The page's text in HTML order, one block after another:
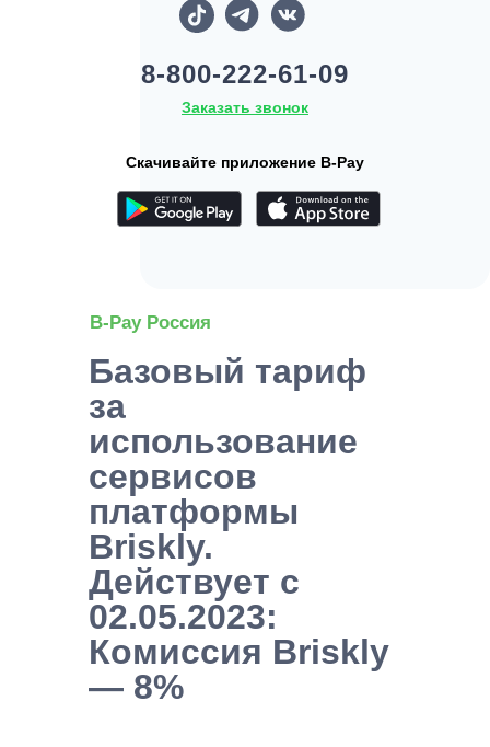
8-800-222-61-09
Скачивайте приложение B-Pay
Заказать звонок
Базовый тариф
за
использование
сервисов
платформы
Briskly.
Действует с
02.05.2023:
Комиссия Briskly
— 8%
B-Pay Россия